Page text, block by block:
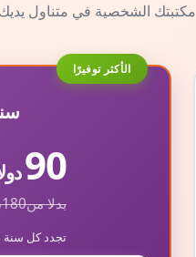
مكتبتك الشخصية في متناول
الأكثر توفيرًا
90
بدلا من180
تجدد كل سنة